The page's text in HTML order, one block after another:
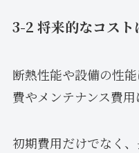
3-2 将来的なコスト
断熱性能や設備の性
費やメンテナンス費用
初期費用だけでなく